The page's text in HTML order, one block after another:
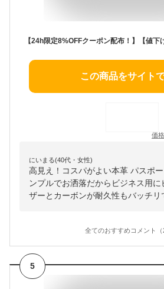
この商品をサイト
価
にいまる(40代・女性)
高見え！コスパがよい本革 パスポ
ンプルでお洒落だからビジネス用に
ザーとカーボンが耐久性もバッチリ
全てのおすすめコメント（
5